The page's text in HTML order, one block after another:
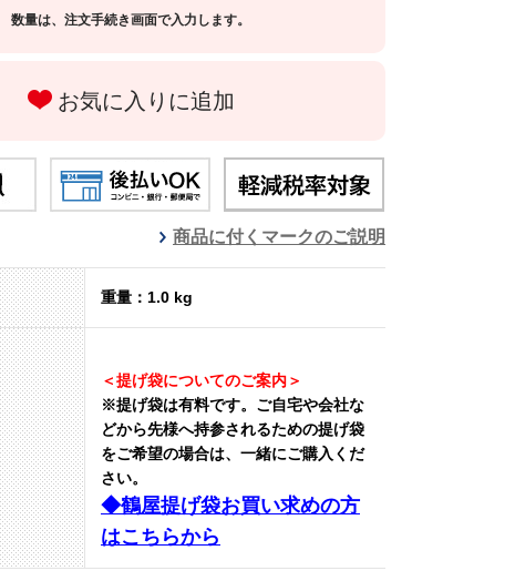
数量は、注文手続き画面で入力します。
お気に入りに追加
商品に付くマークのご説明
重量：1.0 kg
＜提げ袋についてのご案内＞
※提げ袋は有料です。 ご自宅や会社な
どから先様へ持参されるための提げ袋
をご希望の場合は、一緒にご購入くだ
さい。
◆鶴屋提げ袋お買い求めの方
はこちらから